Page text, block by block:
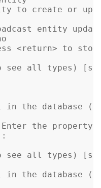
to create or
entity
<return> to stop
see all types) [
in the database
Enter the property
see all types) [
in the database